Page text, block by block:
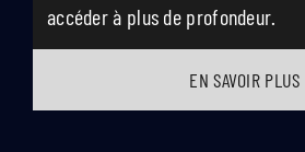
accéder à plus de profondeur.
EN SAVOIR PLUS